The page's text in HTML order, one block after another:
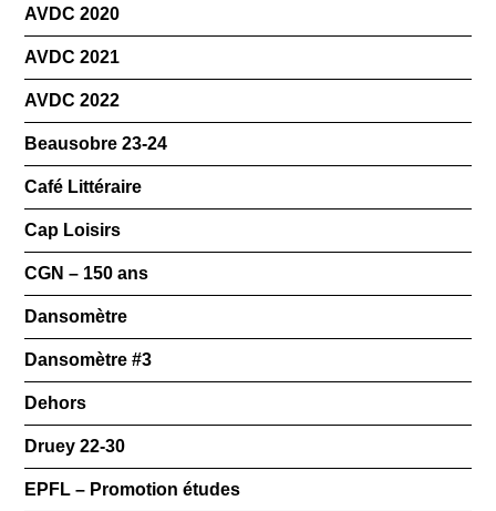
AVDC 2020
AVDC 2021
AVDC 2022
Beausobre 23-24
Café Littéraire
Cap Loisirs
CGN – 150 ans
Dansomètre
Dansomètre #3
Dehors
Druey 22-30
EPFL – Promotion études